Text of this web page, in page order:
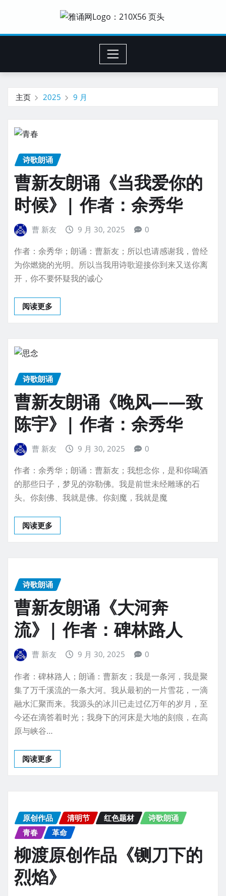
主页 2025 9 月
诗歌朗诵
曹新友朗诵《当我爱你的
时候》| 作者：余秀华
曹 新友 9 月 30, 2025 0
作者：余秀华；朗诵：曹新友；所以也请感谢我，曾经
为你燃烧的光明。所以当我用诗歌迎接你到来又送你离
开，你不要怀疑我的诚心
阅读更多
诗歌朗诵
曹新友朗诵《晚风——致
陈宇》| 作者：余秀华
曹 新友 9 月 30, 2025 0
作者：余秀华；朗诵：曹新友；我想念你，是和你喝酒
的那些日子，梦见的弥勒佛。我是前世未经雕琢的石
头。你刻佛、我就是佛。你刻魔，我就是魔
阅读更多
诗歌朗诵
曹新友朗诵《大河奔
流》| 作者：碑林路人
曹 新友 9 月 30, 2025 0
作者：碑林路人；朗诵：曹新友；我是一条河，我是聚
集了万千溪流的一条大河。我从最初的一片雪花，一滴
融水汇聚而来。我源头的冰川已走过亿万年的岁月，至
今还在滴答着时光；我身下的河床是大地的刻痕，在高
原与峡谷…
阅读更多
原创作品 清明节 红色题材
诗歌朗诵
青春
革命
柳渡原创作品《铡刀下的
烈焰》